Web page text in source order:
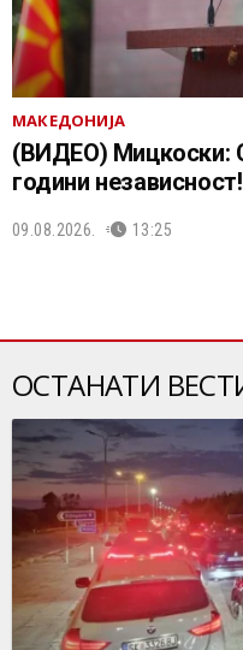
МАКЕДОНИЈА
(ВИДЕО) Мицкоски:
години независност!
09.08.2026. 13:25
ОСТАНАТИ